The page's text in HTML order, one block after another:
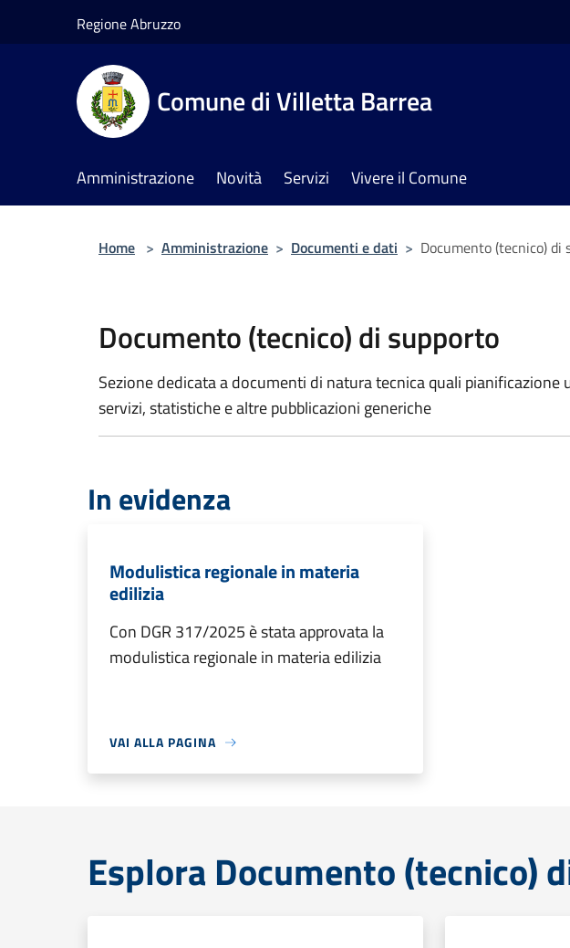
Regione Abruzzo
Comune di Villetta Barrea
Amministrazione Novità Servizi Vivere il Comune
Home > Amministrazione > Documenti e dati > Documento (tecnico) di
Documento (tecnico) di supporto
Sezione dedicata a documenti di natura tecnica quali
servizi, statistiche e altre pubblicazioni generiche
In evidenza
Modulistica regionale in materia
edilizia
Con DGR 317/2025 è stata approvata la
modulistica regionale in materia edilizia
VAI ALLA PAGINA
Esplora Documento (tecnico)